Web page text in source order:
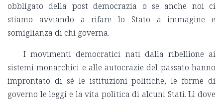
obbligato della post democrazia o se anche noi ci
stiamo avviando a rifare lo Stato a immagine e
somiglianza di chi governa.
I movimenti democratici nati dalla ribellione ai
sistemi monarchici e alle autocrazie del passato hanno
improntato di sé le istituzioni politiche, le forme di
governo le leggi e la vita politica di alcuni Stati. Lì dove